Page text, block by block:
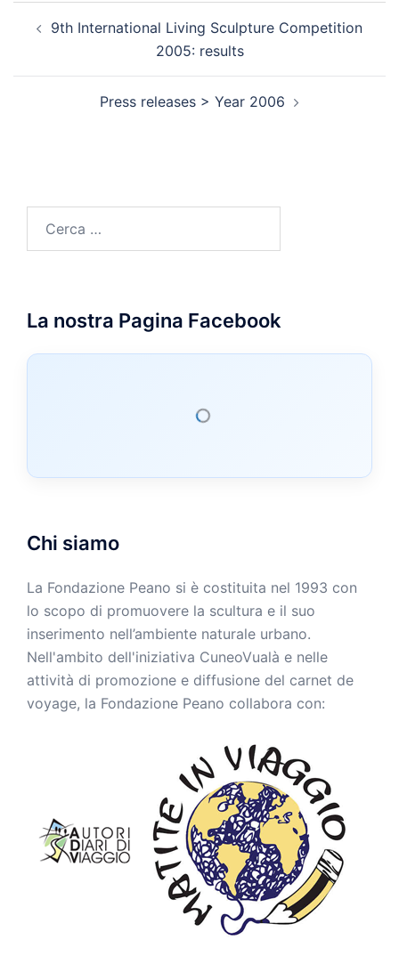
articolo
9th International Living Sculpture Competition
2005: results
Press releases > Year 2006
La nostra Pagina Facebook
Chi siamo
La Fondazione Peano si è costituita nel 1993 con
lo scopo di promuovere la scultura e il suo
inserimento nell’ambiente naturale urbano.
Nell'ambito dell'iniziativa CuneoVualà e nelle
attività di promozione e diffusione del carnet de
voyage, la Fondazione Peano collabora con: